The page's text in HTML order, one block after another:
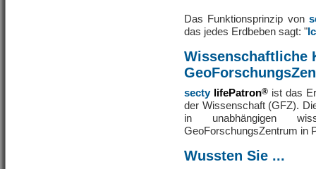
Das Funktionsprinzip von
das jedes Erdbeben sagt: "
Wissenschaftliche
secty lifePatron® ist das
der Wissenschaft (GFZ).
in unabhängigen
GeoForschungsZentrum in
Wussten Sie ...